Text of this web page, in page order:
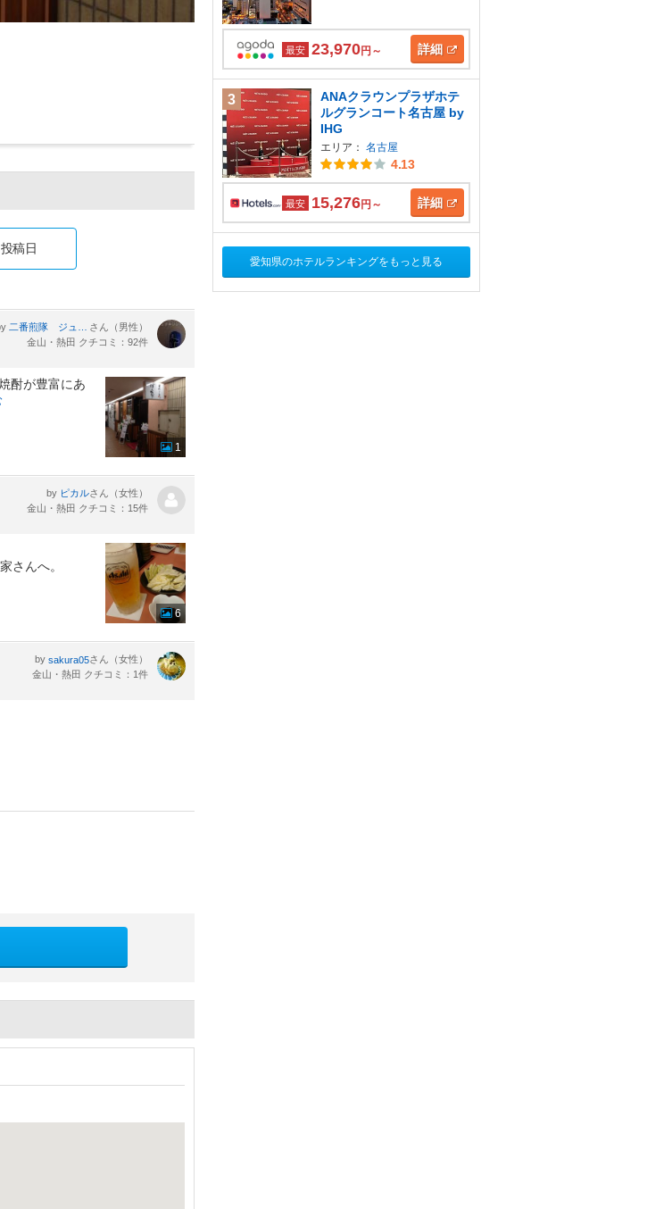
投稿日
さん（男性）
金山・熱田 クチコミ：92件
酎が豊富にあ
1
by ピカルさん（女性）
金山・熱田 クチコミ：15件
さんへ。
6
by sakura05さん（女性）
金山・熱田 クチコミ：1件
最安 23,970円～ 詳細
3
ANAクラウンプラザホテ
ルグランコート名古屋 by
IHG
エリア： 名古屋
4.13
最安 15,276円～ 詳細
愛知県のホテルランキングをもっと見る